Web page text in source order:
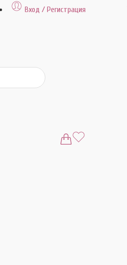
Вход / Регистрация